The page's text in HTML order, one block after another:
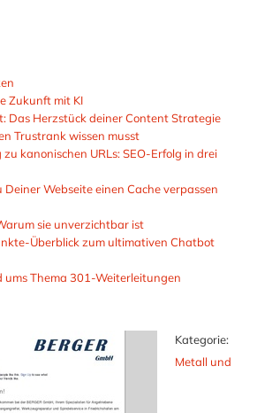
Zukunft mit KI
Das Herzstück deiner Content Strategie
Trustrank wissen musst
kanonischen URLs: SEO-Erfolg in drei
Webseite einen Cache verpassen
sie unverzichtbar ist
Überblick zum ultimativen Chatbot
ums Thema 301-Weiterleitungen
Kategorie:
Metall und